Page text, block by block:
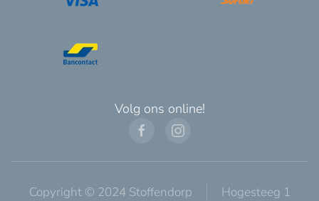
Volg ons online!
Copyright © 2024 Stoffendorp
Hogesteeg 1